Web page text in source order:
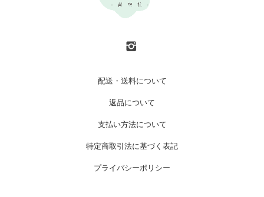
配送・送料について
返品について
支払い方法について
特定商取引法に基づく表記
プライバシーポリシー